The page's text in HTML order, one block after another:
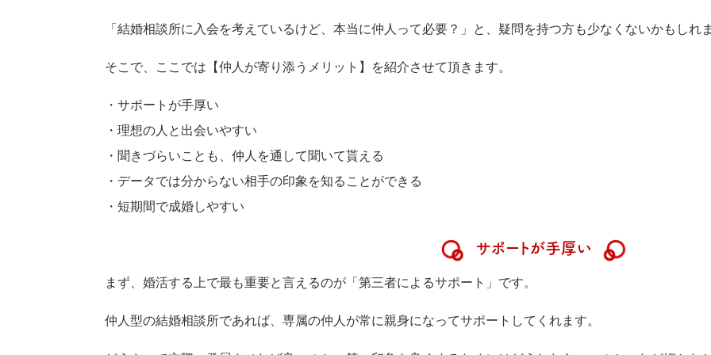
「結婚相談所に入会を考えているけど、本当に仲人って必要？」と、疑問を持つ方も少なくないかもしれ
そこで、ここでは【仲人が寄り添うメリット】を紹介させて頂きます。
・サポートが手厚い
・理想の人と出会いやすい
・聞きづらいことも、仲人を通して聞いて貰える
・データでは分からない相手の印象を知ることができる
・短期間で成婚しやすい
サポートが手厚い
まず、婚活する上で最も重要と言えるのが「第三者によるサポート」です。
仲人型の結婚相談所であれば、専属の仲人が常に親身になってサポートしてくれます。